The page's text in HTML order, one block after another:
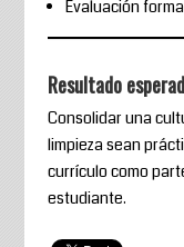
Evaluación
Resultado
Consolidar una
limpieza sean
currículo como
estudiante.